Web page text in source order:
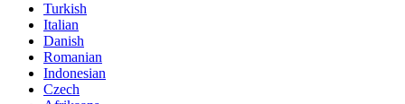
Turkish
Italian
Danish
Romanian
Indonesian
Czech